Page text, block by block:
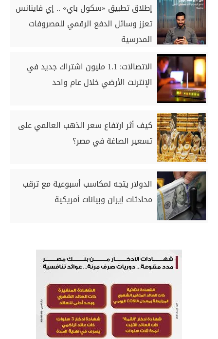
إطلاق تطبيق «سكول باي» .. إي فاينانس
تعزز وسائل الدفع الرقمي للمصروفات
المدرسية
الاتصالات: 1.1 مليون اشتراك جديد في
الإنترنت الأرضي خلال عام واحد
كيف أثر ارتفاع سعر الذهب العالمي على
تسعير الصاغة في مصر؟
الدولار يتجه لمكاسب أسبوعية مع ترقب
محادثات إيران وبيانات أمريكية